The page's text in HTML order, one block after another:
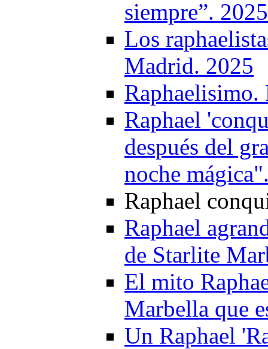
siempre”. 2025
Los
Madrid. 2025
Raphaelisimo.
Raphael
después del
noche
Raphael
Raphael
de Starlite
El mito
Marbella que
Un Raphael